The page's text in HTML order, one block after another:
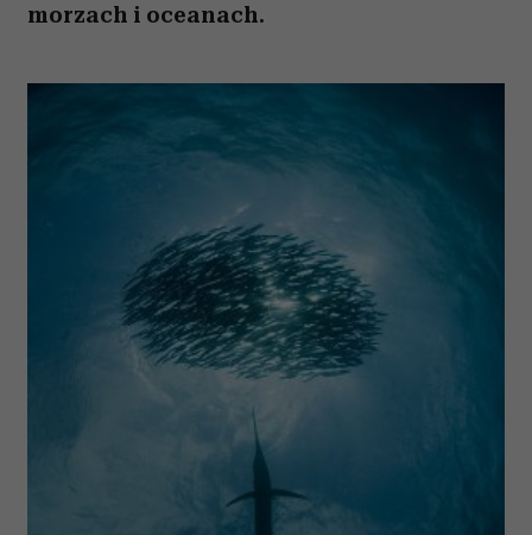
morzach i oceanach.